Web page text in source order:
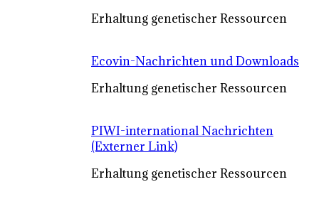
Erhaltung genetischer Ressourcen
Ecovin-Nachrichten und Downloads
Erhaltung genetischer Ressourcen
PIWI-international Nachrichten
(Externer Link)
Erhaltung genetischer Ressourcen